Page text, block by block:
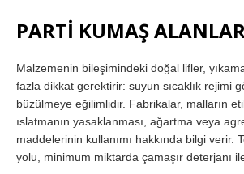
PARTİ KUMAŞ
Malzemenin bileşimindeki doğal lifler,
fazla dikkat gerektirir: suyun sıcaklık rejimi
büzülmeye eğilimlidir. Fabrikalar, malların
ıslatmanın yasaklanması, ağartma veya
maddelerinin kullanımı hakkında bilgi verir.
yolu, minimum miktarda çamaşır deterjanı